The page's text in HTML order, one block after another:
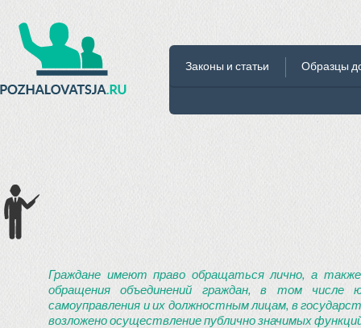
Законы и статьи Образцы
Граждане имеют право обращаться лично, а
обращения объединений граждан, в том числе
самоуправления и их должностным лицам, в
возложено осуществление публично значимых